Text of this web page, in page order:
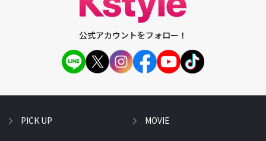
公式アカウントをフォロー！
PICK UP
MOVIE